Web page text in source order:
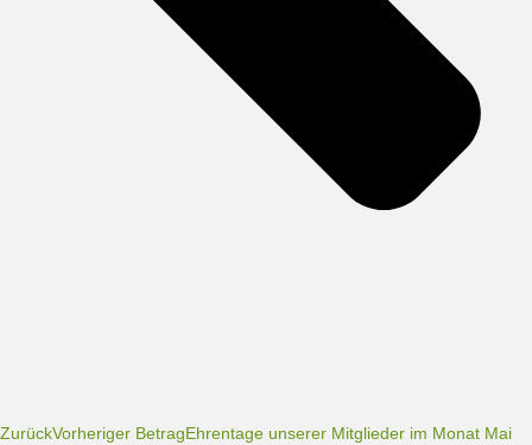
ZurückVorheriger Betrag Ehrentage unserer Mitglieder im Monat Mai